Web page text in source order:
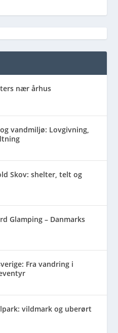
nær århus
vandmiljø: Lovgivning,
Skov: shelter, telt og
Glamping – Danmarks
Fra vandring i
vildmark og uberørt